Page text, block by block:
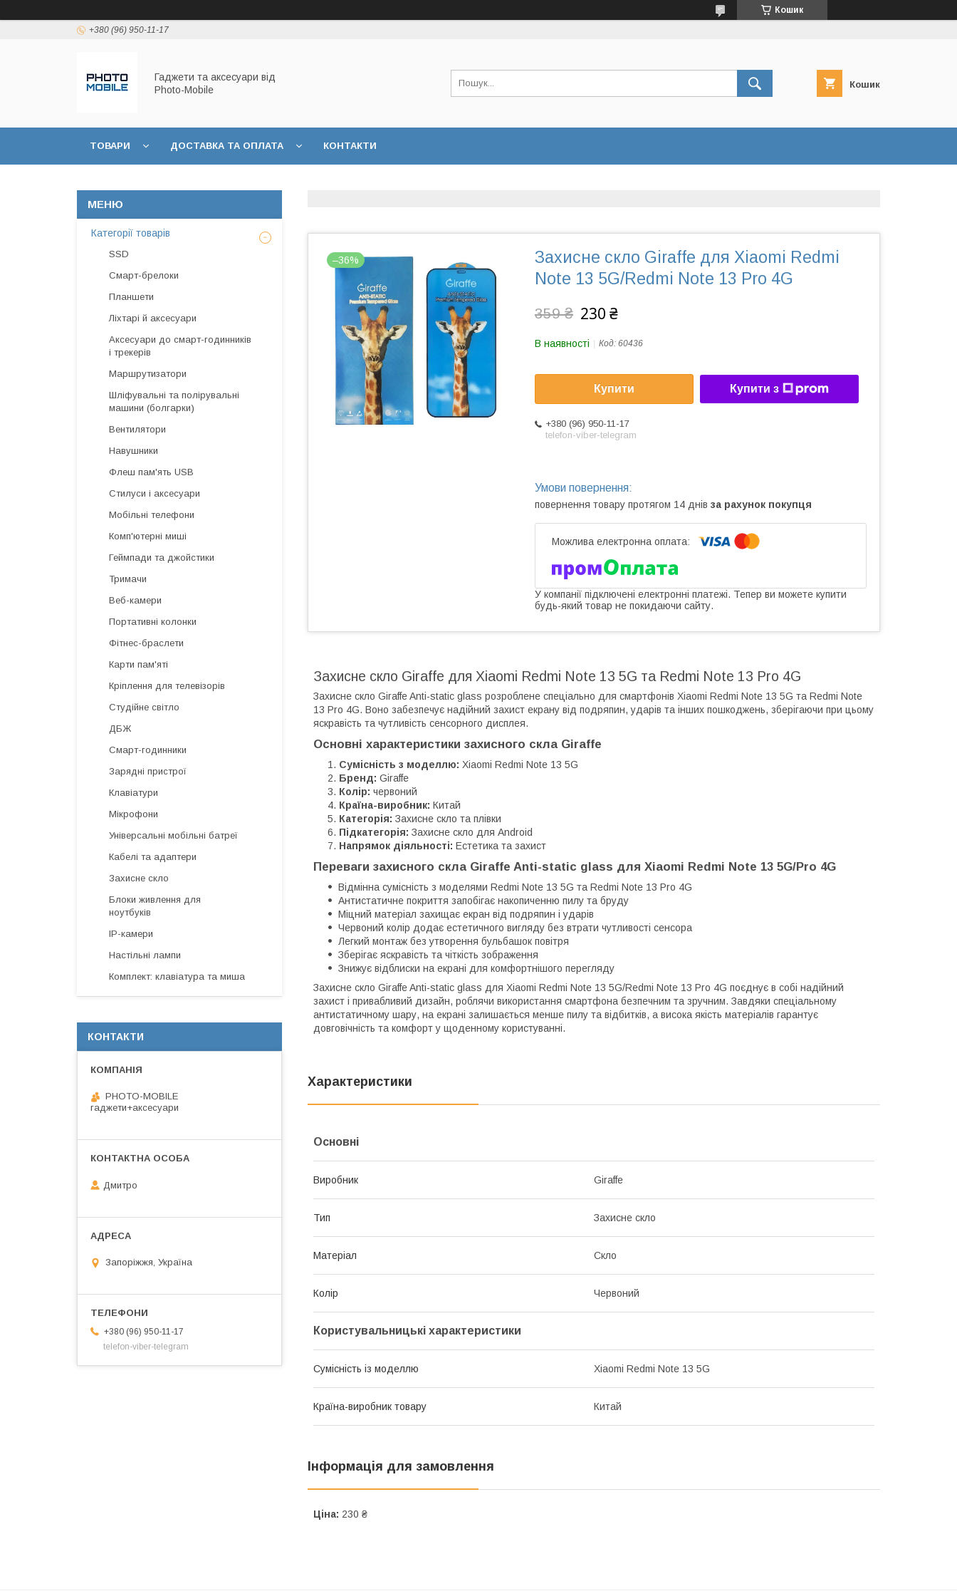
Кошик
+380 (96) 950-11-17
Гаджети та аксесуари від
Photo-Mobile
Кошик
ТОВАРИ ДОСТАВКА ТА ОПЛАТА КОНТАКТИ
–36%
Захисне скло Giraffe для Xiaomi Redmi
Note 13 5G/Redmi Note 13 Pro 4G
359 ₴ 230 ₴
В наявності Код: 60436
Купити Купити з
+380 (96) 950-11-17
telefon-viber-telegram
повернення товару протягом 14 днів за рахунок покупця
У компанії підключені електронні платежі. Тепер ви можете купити
будь-який товар не покидаючи сайту.
Захисне скло Giraffe для Xiaomi Redmi Note 13 5G та Redmi Note 13 Pro 4G
Захисне скло Giraffe Anti-static glass розроблене спеціально для смартфонів Xiaomi Redmi Note 13 5G та Redmi Note
13 Pro 4G. Воно забезпечує надійний захист екрану від подряпин, ударів та інших пошкоджень, зберігаючи при цьому
яскравість та чутливість сенсорного дисплея.
Основні характеристики захисного скла Giraffe
Сумісність з моделлю: Xiaomi Redmi Note 13 5G
Бренд: Giraffe
Колір: червоний
Країна-виробник: Китай
Категорія: Захисне скло та плівки
Підкатегорія: Захисне скло для Android
Напрямок діяльності: Естетика та захист
Переваги захисного скла Giraffe Anti-static glass для Xiaomi Redmi Note 13 5G/Pro 4G
Відмінна сумісність з моделями Redmi Note 13 5G та Redmi Note 13 Pro 4G
Антистатичне покриття запобігає накопиченню пилу та бруду
Міцний матеріал захищає екран від подряпин і ударів
Червоний колір додає естетичного вигляду без втрати чутливості сенсора
Легкий монтаж без утворення бульбашок повітря
Зберігає яскравість та чіткість зображення
Знижує відблиски на екрані для комфортнішого перегляду
Захисне скло Giraffe Anti-static glass для Xiaomi Redmi Note 13 5G/Redmi Note 13 Pro 4G поєднує в собі надійний
захист і привабливий дизайн, роблячи використання смартфона безпечним та зручним. Завдяки спеціальному
антистатичному шару, на екрані залишається менше пилу та відбитків, а висока якість матеріалів гарантує
довговічність та комфорт у щоденному користуванні.
Характеристики
Основні
Виробник Giraffe
Тип Захисне скло
Матеріал Скло
Колір Червоний
Користувальницькі характеристики
Сумісність із моделлю Xiaomi Redmi Note 13 5G
Країна-виробник товару Китай
Інформація для замовлення
Ціна: 230 ₴
Категорії товарів
SSD
Смарт-брелоки
Планшети
Ліхтарі й аксесуари
Аксесуари до смарт-годинників
і трекерів
Маршрутизатори
Шліфувальні та полірувальні
машини (болгарки)
Вентилятори
Навушники
Флеш пам'ять USB
Стилуси і аксесуари
Мобільні телефони
Комп'ютерні миші
Геймпади та джойстики
Тримачи
Веб-камери
Портативні колонки
Фітнес-браслети
Карти пам'яті
Кріплення для телевізорів
Студійне світло
ДБЖ
Смарт-годинники
Зарядні пристрої
Клавіатури
Мікрофони
Універсальні мобільні батреї
Кабелі та адаптери
Захисне скло
Блоки живлення для
ноутбуків
IP-камери
Настільні лампи
Комплект: клавіатура та миша
КОНТАКТИ
PHOTO-MOBILE
гаджети+аксесуари
Дмитро
Запоріжжя, Україна
+380 (96) 950-11-17
telefon-viber-telegram